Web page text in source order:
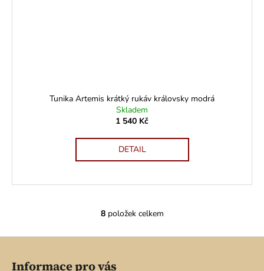
Tunika Artemis krátký rukáv královsky modrá
Skladem
1 540 Kč
DETAIL
O
8položek celkem
Z
Informace pro vás